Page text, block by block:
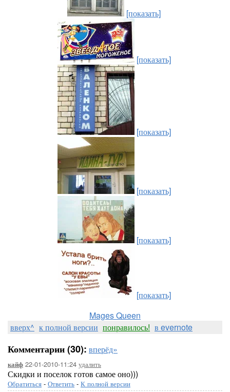
[показать]
[показать]
[показать]
[показать]
[показать]
[показать]
Mages Queen
вверх^ к полной версии понравилось! в evernote
Комментарии (30): вперёд»
кайф 22-01-2010-11:24 удалить
Скидки и поселок готов самое оно)))
Обратиться - Ответить - К полной версии